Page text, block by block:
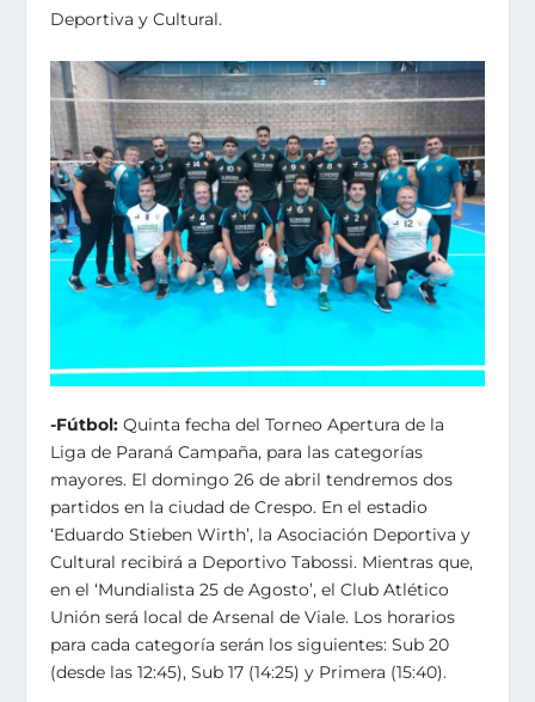
Deportiva y Cultural.
-Fútbol: Quinta fecha del Torneo Apertura de la
Liga de Paraná Campaña, para las categorías
mayores. El domingo 26 de abril tendremos dos
partidos en la ciudad de Crespo. En el estadio
‘Eduardo Stieben Wirth’, la Asociación Deportiva y
Cultural recibirá a Deportivo Tabossi. Mientras que,
en el ‘Mundialista 25 de Agosto’, el Club Atlético
Unión será local de Arsenal de Viale. Los horarios
para cada categoría serán los siguientes: Sub 20
(desde las 12:45), Sub 17 (14:25) y Primera (15:40).